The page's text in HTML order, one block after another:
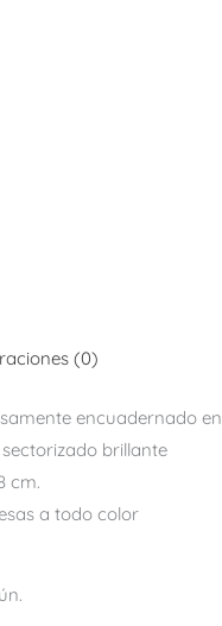
(0)
encuadernado en
brillante
cm.
a todo color